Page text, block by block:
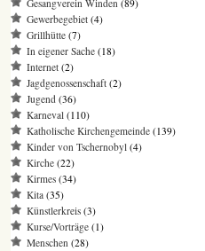
Gesangverein Winden (89)
Gewerbegebiet (4)
Grillhütte (7)
In eigener Sache (18)
Internet (2)
Jagdgenossenschaft (2)
Jugend (36)
Karneval (110)
Katholische Kirchengemeinde (139)
Kinder von Tschernobyl (4)
Kirche (22)
Kirmes (34)
Kita (35)
Künstlerkreis (3)
Kurse/Vorträge (1)
Menschen (28)